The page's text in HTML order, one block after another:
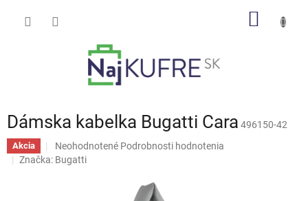
Dámska kabelka Bugatti Cara 496150-42
Akcia
Priemerné
hodnotenie
Neohodnotené Podrobnosti hodnotenia
Značka: Bugatti